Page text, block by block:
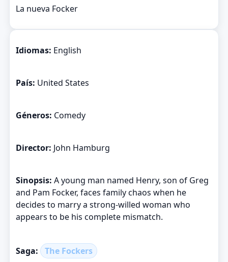
La nueva Focker
Idiomas: English
País: United States
Géneros: Comedy
Director: John Hamburg
Sinopsis: A young man named Henry, son of Greg
and Pam Focker, faces family chaos when he
decides to marry a strong-willed woman who
appears to be his complete mismatch.
Saga: The Fockers